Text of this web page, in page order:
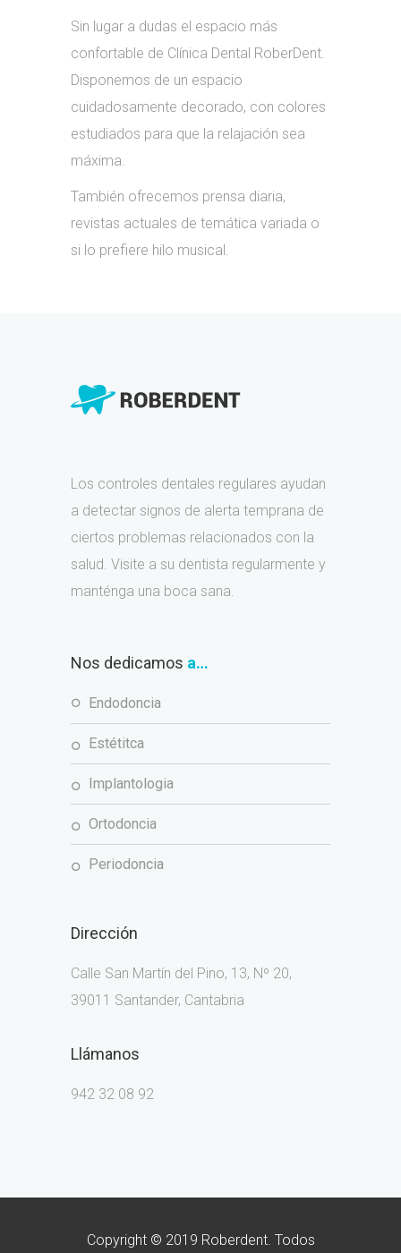
Sin lugar a dudas el espacio más
confortable de Clínica Dental RoberDent.
Disponemos de un espacio
cuidadosamente decorado, con colores
estudiados para que la relajación sea
máxima.
También ofrecemos prensa diaria,
revistas actuales de temática variada o
si lo prefiere hilo musical.
Los controles dentales regulares ayudan
a detectar signos de alerta temprana de
ciertos problemas relacionados con la
salud. Visite a su dentista regularmente y
manténga una boca sana.
Nos dedicamos a…
endodoncia
estétitca
implantologia
ortodoncia
periodoncia
Dirección
Calle San Martín del Pino, 13, Nº 20,
39011 Santander, Cantabria
Llámanos
942 32 08 92
Copyright © 2019 Roberdent. Todos